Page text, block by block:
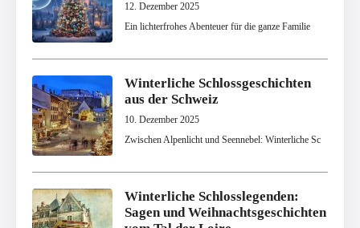
12. Dezember 2025
Ein lichterfrohes Abenteuer für die ganze Familie
Winterliche Schlossgeschichten
aus der Schweiz
10. Dezember 2025
Zwischen Alpenlicht und Seennebel: Winterliche Sc
Winterliche Schlosslegenden:
Sagen und Weihnachtsgeschichten